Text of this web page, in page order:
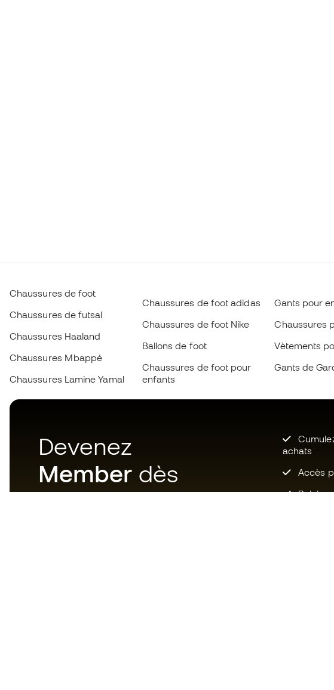
Chaussures de foot
Chaussures de futsal
Chaussures Haaland
Chaussures Mbappé
Chaussures Lamine Yamal
Chaussures de foot adidas
Chaussures de foot Nike
Ballons de foot
Chaussures de foot pour
enfants
Gants pour
Chaussures
Vètements
Gants de
Devenez
Member dès
maintenant
achats
Accès